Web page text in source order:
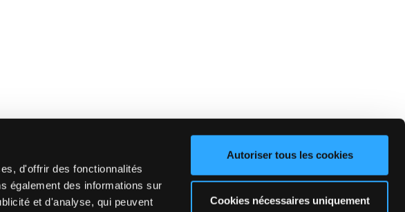
d'offrir des fonctionnalités
également des informations sur
et d'analyse, qui peuvent
Autoriser tous les cookies
Cookies nécessaires uniquement